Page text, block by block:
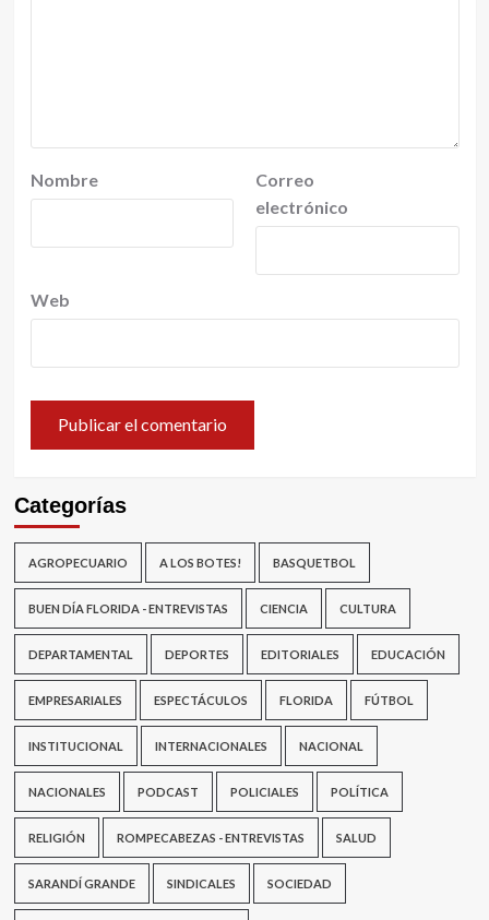
Nombre
Correo
electrónico
Web
Categorías
AGROPECUARIO A LOS BOTES! BASQUETBOL
BUEN DÍA FLORIDA - ENTREVISTAS CIENCIA CULTURA
DEPARTAMENTAL DEPORTES EDITORIALES EDUCACIÓN
EMPRESARIALES ESPECTÁCULOS FLORIDA FÚTBOL
INSTITUCIONAL INTERNACIONALES NACIONAL
NACIONALES PODCAST POLICIALES POLÍTICA
RELIGIÓN ROMPECABEZAS - ENTREVISTAS SALUD
SARANDÍ GRANDE SINDICALES SOCIEDAD